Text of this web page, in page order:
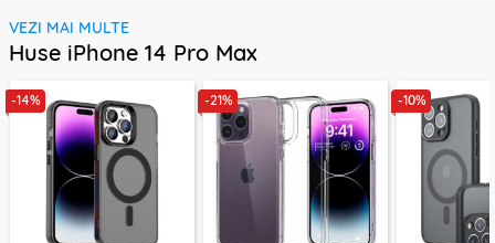
VEZI MAI MULTE
Huse iPhone 14 Pro Max
-14% -21% -10%